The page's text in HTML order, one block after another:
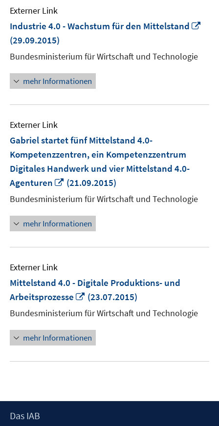
Externer Link
Industrie 4.0 - Wachstum für den Mittelstand
(29.09.2015)
Bundesministerium für Wirtschaft und Technologie
mehr Informationen
Externer Link
Gabriel startet fünf Mittelstand 4.0-
Kompetenzzentren, ein Kompetenzzentrum
Digitales Handwerk und vier Mittelstand 4.0-
Agenturen
In
neuem
Fenster
öffnen
(21.09.2015)
Bundesministerium für Wirtschaft und Technologie
mehr Informationen
Externer Link
Mittelstand 4.0 - Digitale Produktions- und
Arbeitsprozesse
In
neuem
Fenster
öffnen
(23.07.2015)
Bundesministerium für Wirtschaft und Technologie
mehr Informationen
Footer
Das IAB